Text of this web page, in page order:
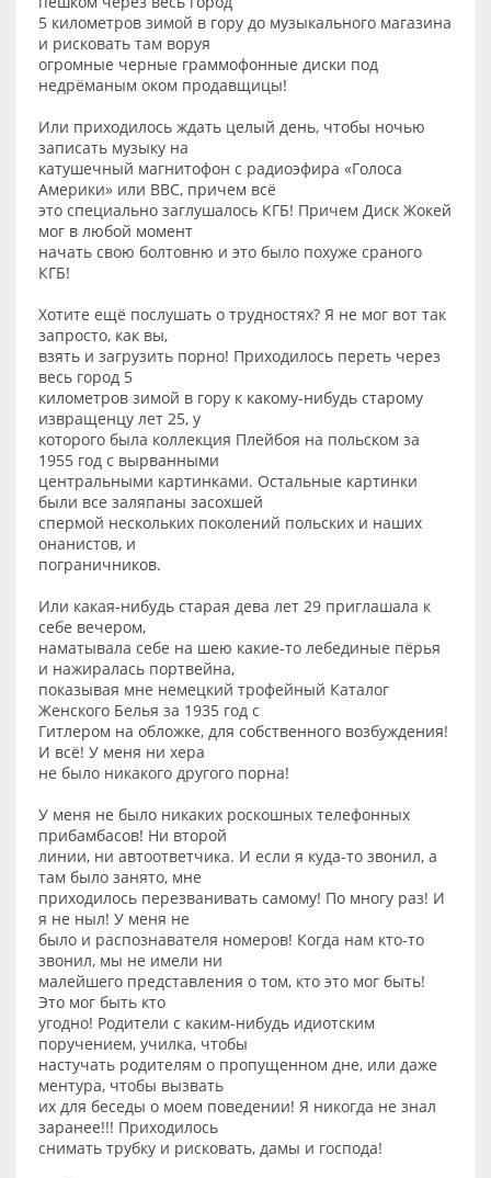
5 километров зимой в гору до музыкального магазина
и рисковать там воруя
огромные черные граммофонные диски под
недрёманым оком продавщицы!
Или приходилось ждать целый день, чтобы ночью
записать музыку на
катушечный магнитофон с радиоэфира «Голоса
Америки» или ВВС, причем всё
это специально заглушалось КГБ! Причем Диск Жокей
мог в любой момент
начать свою болтовню и это было похуже сраного
КГБ!
Хотите ещё послушать о трудностях? Я не мог вот так
запросто, как вы,
взять и загрузить порно! Приходилось переть через
весь город 5
километров зимой в гору к какому-нибудь старому
извращенцу лет 25, у
которого была коллекция Плейбоя на польском за
1955 год с вырванными
центральными картинками. Остальные картинки
были все заляпаны засохшей
спермой нескольких поколений польских и наших
онанистов, и
пограничников.
Или какая-нибудь старая дева лет 29 приглашала к
себе вечером,
наматывала себе на шею какие-то лебединые пёрья
и нажиралась портвейна,
показывая мне немецкий трофейный Каталог
Женского Белья за 1935 год с
Гитлером на обложке, для собственного возбуждения!
И всё! У меня ни хера
не было никакого другого порна!
У меня не было никаких роскошных телефонных
прибамбасов! Ни второй
линии, ни автоответчика. И если я куда-то звонил, а
там было занято, мне
приходилось перезванивать самому! По многу раз! И
я не ныл! У меня не
было и распознавателя номеров! Когда нам кто-то
звонил, мы не имели ни
малейшего представления о том, кто это мог быть!
Это мог быть кто
угодно! Родители с каким-нибудь идиотским
поручением, училка, чтобы
настучать родителям о пропущенном дне, или даже
ментура, чтобы вызвать
их для беседы о моем поведении! Я никогда не знал
заранее!!! Приходилось
снимать трубку и рисковать, дамы и господа!